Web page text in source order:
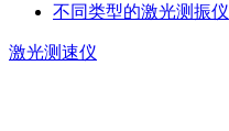
不同类型的激光测振仪
激光测速仪